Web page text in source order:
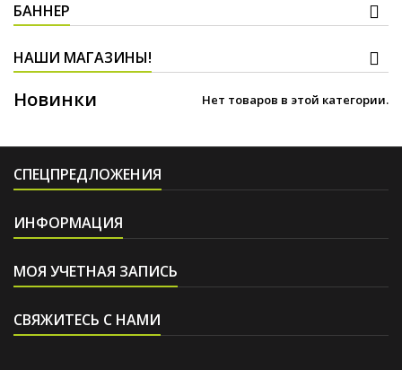
БАННЕР
НАШИ МАГАЗИНЫ!
Новинки Нет товаров в этой категории.
СПЕЦПРЕДЛОЖЕНИЯ
ИНФОРМАЦИЯ
МОЯ УЧЕТНАЯ ЗАПИСЬ
СВЯЖИТЕСЬ С НАМИ